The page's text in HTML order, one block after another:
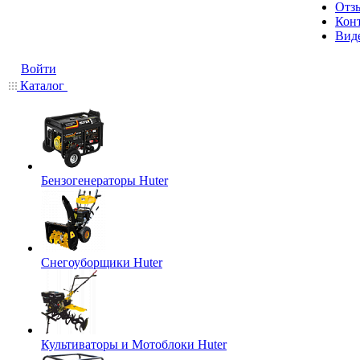
Войти
Каталог
Бензогенераторы Huter
Снегоуборщики Huter
Культиваторы и Мотоблоки Huter